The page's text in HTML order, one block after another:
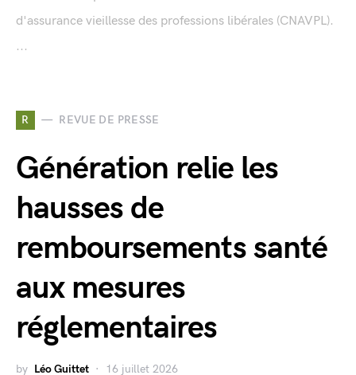
d'assurance vieillesse des professions libérales (CNAVPL).
...
R REVUE DE PRESSE
Génération relie les
hausses de
remboursements santé
aux mesures
réglementaires
by Léo Guittet 16 juillet 2026